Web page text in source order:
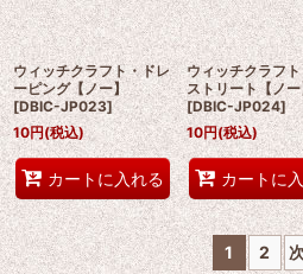
ウィッチクラフト・ドレ
ーピング【ノー】
[DBIC-JP023]
10円(税込)
カートに入れる
ウィッチクラフ
ストリート【ノ
[DBIC-JP024]
10円(税込)
カートに
1 2 次